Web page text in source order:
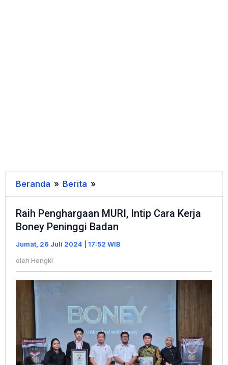
Beranda » Berita »
Penghargaan
MURI,
Intip
Cara
Boney
Peninggi
Raih Penghargaan MURI, Intip Cara Kerja
Boney Peninggi Badan
Jumat, 26 Juli 2024 | 17:52 WIB
oleh Hengki